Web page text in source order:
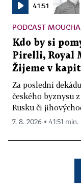
41:51
PODCAST
Kdo by si
Pirelli, Royal
Žijeme v
Za poslední
českého byznysu
Rusku či
7. 8. 2026 ▪ 41:51 min.